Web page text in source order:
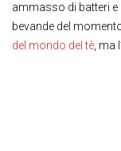
ammasso di batteri e
bevande del
del mondo del tè, ma